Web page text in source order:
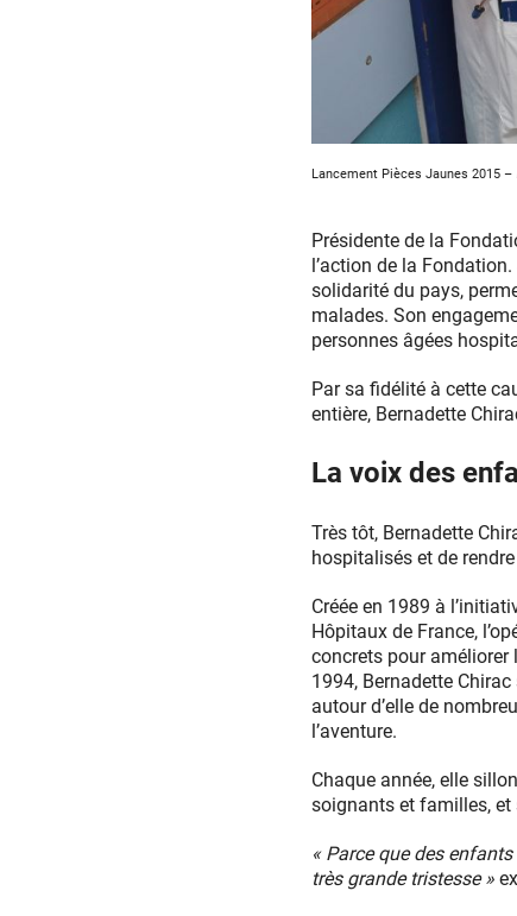
Lancement Pièces Jaunes 2015 –
Présidente de la
l’action de la
solidarité du pays,
malades. Son
personnes âgées
Par sa fidélité à cette
entière, Bernadette
La voix des
Très tôt, Bernadette
hospitalisés et de
Créée en 1989 à
Hôpitaux de France,
concrets pour améliorer
1994, Bernadette
autour d’elle de
l’aventure.
Chaque année, elle
soignants et familles,
« Parce que des
très grande tristesse »